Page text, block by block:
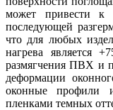
может привести к
последующей
что для любых
нагрева является
размягчения ПВХ и
деформации
оконные профили
пленками темных